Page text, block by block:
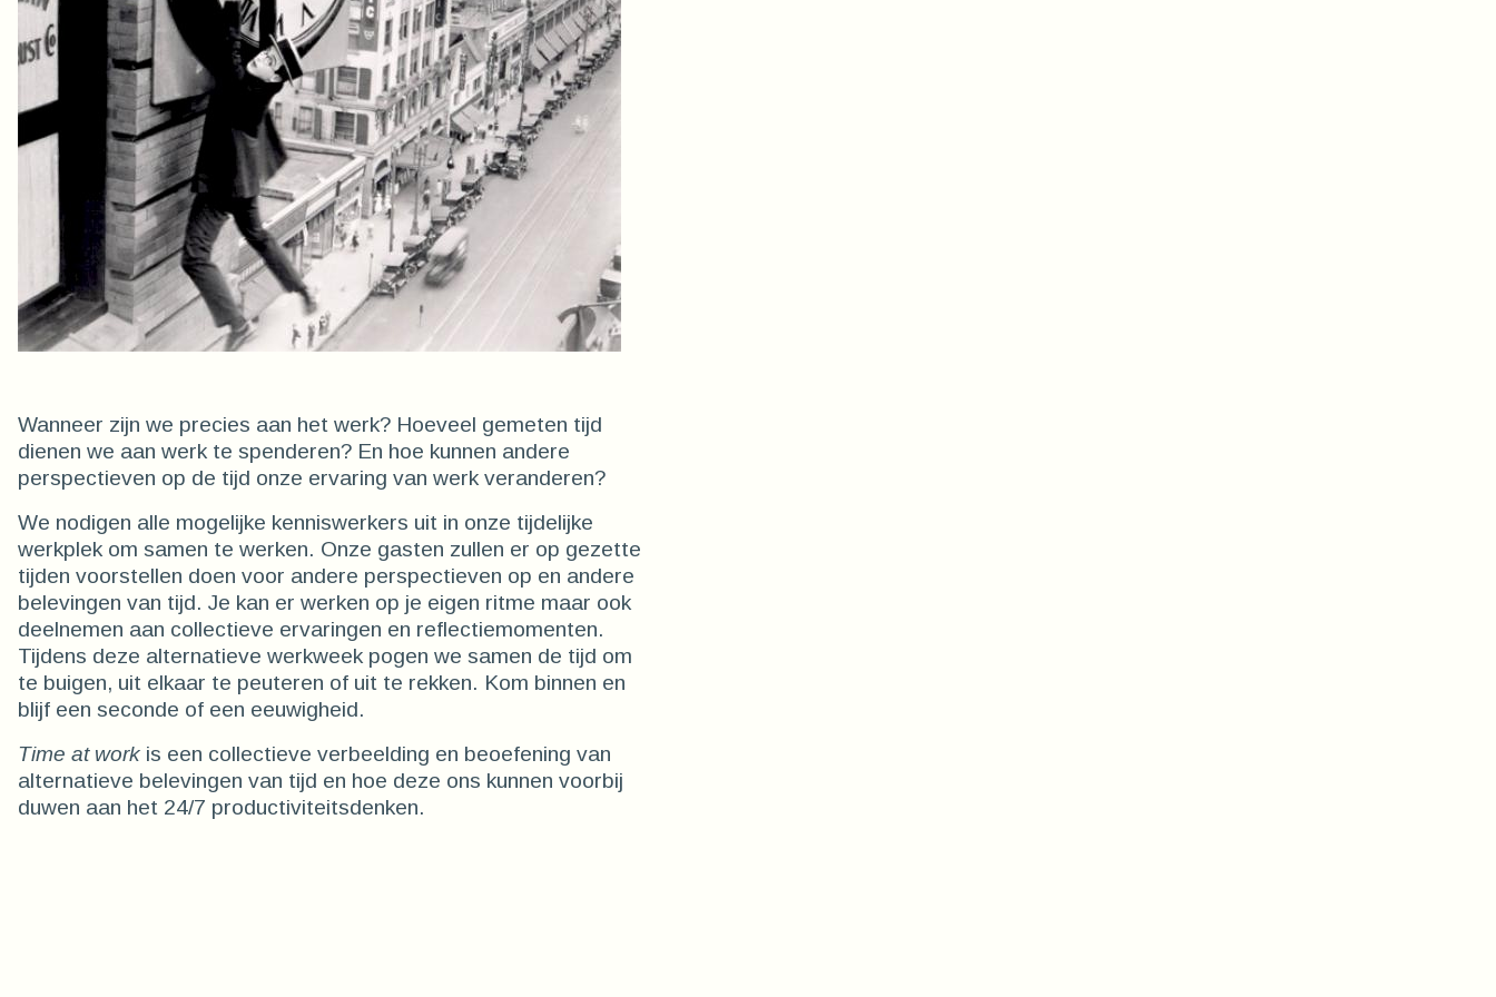
Wanneer zijn we precies aan het werk? Hoeveel gemeten tijd
dienen we aan werk te spenderen? En hoe kunnen andere
perspectieven op de tijd onze ervaring van werk veranderen?
We nodigen alle mogelijke kenniswerkers uit in onze tijdelijke
werkplek om samen te werken. Onze gasten zullen er op gezette
tijden voorstellen doen voor andere perspectieven op en andere
belevingen van tijd. Je kan er werken op je eigen ritme maar ook
deelnemen aan collectieve ervaringen en reflectiemomenten.
Tijdens deze alternatieve werkweek pogen we samen de tijd om
te buigen, uit elkaar te peuteren of uit te rekken. Kom binnen en
blijf een seconde of een eeuwigheid.
Time at work is een collectieve verbeelding en beoefening van
alternatieve belevingen van tijd en hoe deze ons kunnen voorbij
duwen aan het 24/7 productiviteitsdenken.